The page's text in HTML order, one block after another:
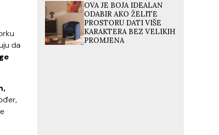
da
OVA JE BOJA IDEALAN
ODABIR AKO ŽELITE
PROSTORU DATI VIŠE
KARAKTERA BEZ VELIKIH
PROMJENA